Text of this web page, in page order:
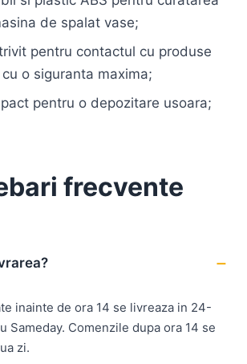
de spalat vase;
pentru contactul cu produse
o siguranta maxima;
pentru o depozitare usoara;
frecvente
inainte de ora 14 se livreaza in 24-
Sameday. Comenzile dupa ora 14 se
zi.